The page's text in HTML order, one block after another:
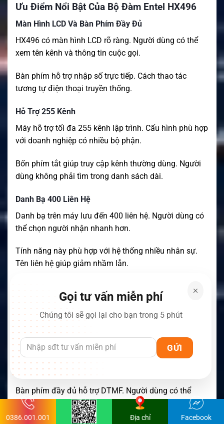
Ưu Điểm Nổi Bật Của Bộ Đàm Entel HX496
Màn Hình LCD Và Bàn Phím Đầy Đủ
HX496 có màn hình LCD rõ ràng. Người dùng có thể
xem tên kênh và thông tin cuộc gọi.
Bàn phím hỗ trợ nhập số trực tiếp. Cách thao tác
tương tự điện thoại truyền thống.
Hỗ Trợ 255 Kênh
Máy hỗ trợ tối đa 255 kênh lập trình. Cấu hình phù hợp
với doanh nghiệp có nhiều bộ phận.
Bốn phím tắt giúp truy cập kênh thường dùng. Người
dùng không phải tìm trong danh sách dài.
Danh Bạ 400 Liên Hệ
Danh bạ trên máy lưu đến 400 liên hệ. Người dùng có
thể chọn người nhận nhanh hơn.
Tính năng này phù hợp với hệ thống nhiều nhân sự.
Tên liên hệ giúp giảm nhầm lẫn.
HX496 hỗ trợ gọi riêng, gọi nhóm và gọi toàn bộ. Máy
cũng hỗ trợ Caller ID.
Danh sách cuộc gọi nhỡ được lưu trên thiết bị. Người
dùng có thể xem cuộc gọi đến và đã thực hiện.
Hỗ Trợ DTMF
Bàn phím đầy đủ hỗ trợ DTMF. Người dùng có thể
nhập mã trực tiếp.
Gọi tư vấn miễn phí
Chúng tôi sẽ gọi lại cho bạn trong 5 phút
0386.001.001 Địa chỉ Facebook